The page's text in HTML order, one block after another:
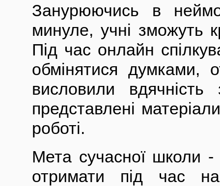
Занурюючись в
минуле, учні зможуть
Під час онлайн
обмінятися думками,
висловили
представлені
роботі.
Мета сучасної школи -
отримати під час